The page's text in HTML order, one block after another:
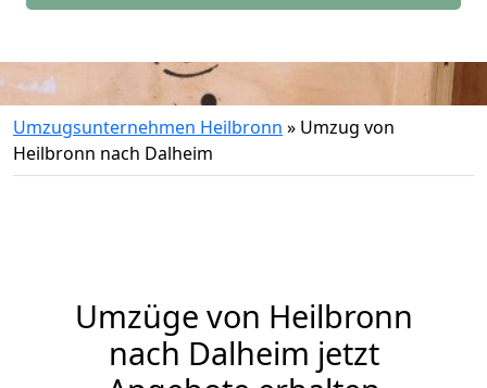
Umzugsunternehmen Heilbronn » Umzug von
Heilbronn nach Dalheim
Umzüge von Heilbronn
nach Dalheim jetzt